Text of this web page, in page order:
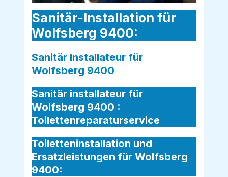
Sanitär-Installation für
Wolfsberg 9400:
Sanitär Installateur für
Wolfsberg 9400
Sanitär installateur für
Wolfsberg 9400 :
Toilettenreparaturservice
Toiletteninstallation und
Ersatzleistungen für Wolfsberg
9400: